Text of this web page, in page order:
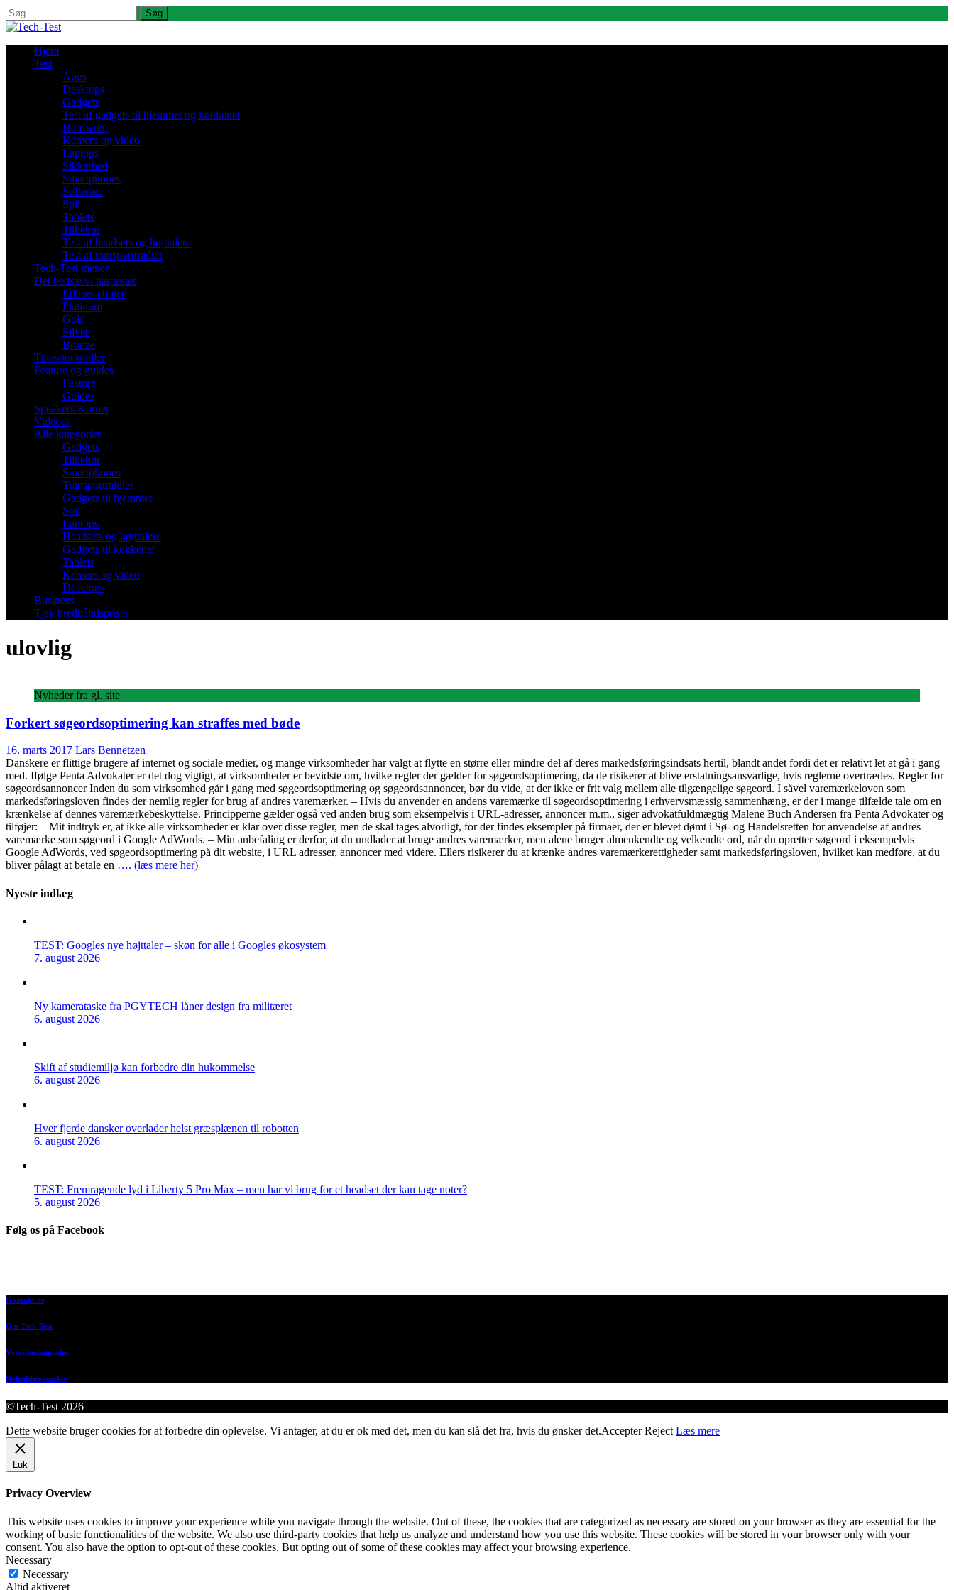
Søg
efter:
Hjem
Test
Apps
Desktops
Gadgets
Test af gadgets til hjemmet og køkkenet
Hardware
Kamera og video
Laptops
Sikkerhed
Smartphones
Software
Spil
Tablets
Tilbehør
Test af headsets og højttalere
Test af transportmidler
Tech-Test mener
Det bedste vi har testet
Editors choice
Platinum
Gold
Silver
Bronze
Transportmidler
Feature og guides
Feature
Guides
Speakers Korner
Videoer
Alle kategorier
Gadgets
Tilbehør
Smartphones
Transportmidler
Gadgets til hjemmet
Spil
Laptops
Headsets og højttalere
Gadgets til køkkenet
Tablets
Kamera og video
Desktops
Business
Tjek bredbåndspriser
ulovlig
Nyheder fra gl. site
Forkert søgeordsoptimering kan straffes med bøde
16. marts 2017 Lars Bennetzen
Danskere er flittige brugere af internet og sociale medier, og mange virksomheder har valgt at flytte en større eller mindre del af deres markedsføringsindsats hertil, blandt andet fordi det er relativt let at gå i gang
med. Ifølge Penta Advokater er det dog vigtigt, at virksomheder er bevidste om, hvilke regler der gælder for søgeordsoptimering, da de risikerer at blive erstatningsansvarlige, hvis reglerne overtrædes. Regler for
søgeordsannoncer Inden du som virksomhed går i gang med søgeordsoptimering og søgeordsannoncer, bør du vide, at der ikke er frit valg mellem alle tilgængelige søgeord. I såvel varemærkeloven som
markedsføringsloven findes der nemlig regler for brug af andres varemærker. – Hvis du anvender en andens varemærke til søgeordsoptimering i erhvervsmæssig sammenhæng, er der i mange tilfælde tale om en
krænkelse af dennes varemærkebeskyttelse. Principperne gælder også ved anden brug som eksempelvis i URL-adresser, annoncer m.m., siger advokatfuldmægtig Malene Buch Andersen fra Penta Advokater og
tilføjer: – Mit indtryk er, at ikke alle virksomheder er klar over disse regler, men de skal tages alvorligt, for der findes eksempler på firmaer, der er blevet dømt i Sø- og Handelsretten for anvendelse af andres
varemærke som søgeord i Google AdWords. – Min anbefaling er derfor, at du undlader at bruge andres varemærker, men alene bruger almenkendte og velkendte ord, når du opretter søgeord i eksempelvis
Google AdWords, ved søgeordsoptimering på dit website, i URL adresser, annoncer med videre. Ellers risikerer du at krænke andres varemærkerettigheder samt markedsføringsloven, hvilket kan medføre, at du
bliver pålagt at betale en …. (læs mere her)
Nyeste indlæg
TEST: Googles nye højttaler – skøn for alle i Googles økosystem
7. august 2026
Ny kamerataske fra PGYTECH låner design fra militæret
6. august 2026
Skift af studiemiljø kan forbedre din hukommelse
6. august 2026
Hver fjerde dansker overlader helst græsplænen til robotten
6. august 2026
TEST: Fremragende lyd i Liberty 5 Pro Max – men har vi brug for et headset der kan tage noter?
5. august 2026
Følg os på Facebook
Kontakt os
Om Tech-Test
Vores bedømmelse
Nyhedsbrevsarkiv
©Tech-Test 2026
Dette website bruger cookies for at forbedre din oplevelse. Vi antager, at du er ok med det, men du kan slå det fra, hvis du ønsker det.Accepter Reject Læs mere
Luk
Privacy Overview
This website uses cookies to improve your experience while you navigate through the website. Out of these, the cookies that are categorized as necessary are stored on your browser as they are essential for the
working of basic functionalities of the website. We also use third-party cookies that help us analyze and understand how you use this website. These cookies will be stored in your browser only with your
consent. You also have the option to opt-out of these cookies. But opting out of some of these cookies may affect your browsing experience.
Necessary
Necessary
Altid aktiveret